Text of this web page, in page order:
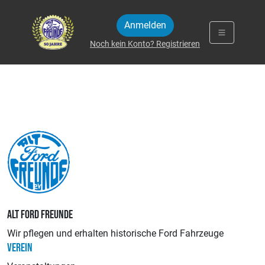
Anmelden
Noch kein Konto? Registrieren
ALT FORD FREUNDE
Wir pflegen und erhalten historische Ford Fahrzeuge
VEREIN